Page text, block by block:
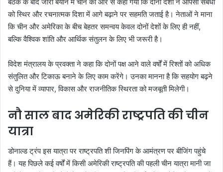
को स्थिर और रचनात्मक दिशा में आगे बढ़ाने पर सहमति जताई है। नेताओं ने माना
कि चीन और अमेरिका के बीच बेहतर समन्वय केवल दोनों देशों के लिए ही नहीं,
बल्कि वैश्विक शांति और आर्थिक संतुलन के लिए भी जरूरी है।
विदेश मंत्रालय के प्रवक्ता ने कहा कि दोनों पक्ष आने वाले वर्षों में रिश्तों को अधिक
संतुलित और टिकाऊ बनाने के लिए काम करेंगे। उनका मानना है कि सहयोग बढ़ने
से दुनिया में व्यापार, विकास और राजनीतिक स्थिरता को मजबूती मिलेगी।
नौ साल बाद अमेरिकी राष्ट्रपति की चीन
यात्रा
डोनाल्ड ट्रंप इस यात्रा पर राष्ट्रपति शी जिनपिंग के आमंत्रण पर बीजिंग पहुंचे
हैं। यह पिछले कई वर्षों में किसी अमेरिकी राष्ट्रपति की पहली चीन यात्रा मानी जा